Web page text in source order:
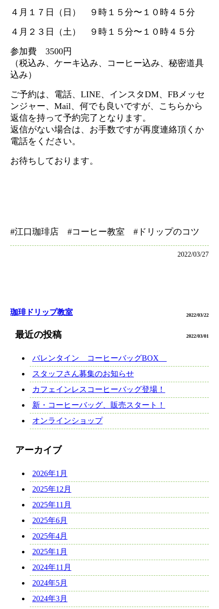
４月１７日（日） ９時１５分〜１０時４５分
４月２３日（土） ９時１５分〜１０時４５分
参加費 3500円
（税込み、ケーキ込み、コーヒー込み、秘密道具
込み）
ご予約は、電話、LINE、インスタDM、FBメッセ
ンジャー、Mail、何でも良いですが、こちらから
返信を持って予約完了となります。
返信がない場合は、お手数ですが再度連絡頂くか
電話をください。
お待ちしております。
#江口珈琲店 #コーヒー教室 #ドリップのコツ
2022/03/27
珈琲ドリップ教室 2022/03/22
2022/03/01
最近の投稿
バレンタイン コーヒーバッグBOX
スタッフさん募集のお知らせ
カフェインレスコーヒーバッグ登場！
新・コーヒーバッグ、販売スタート！
オンラインショップ
アーカイブ
2026年1月
2025年12月
2025年11月
2025年6月
2025年4月
2025年1月
2024年11月
2024年5月
2024年3月